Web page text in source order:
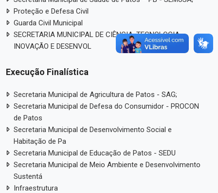
Proteção e Defesa Civil
Guarda Civil Municipal
SECRETARIA MUNICIPAL DE CIÊNCIA, TECNOLOGIA,
INOVAÇÃO E DESENVOL
Execução Finalística
Secretaria Municipal de Agricultura de Patos - SAG;
Secretaria Municipal de Defesa do Consumidor - PROCON
de Patos
Secretaria Municipal de Desenvolvimento Social e
Habitação de Pa
Secretaria Municipal de Educação de Patos - SEDU
Secretaria Municipal de Meio Ambiente e Desenvolvimento
Sustentá
Infraestrutura